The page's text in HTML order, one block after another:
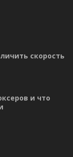
скорость
и что